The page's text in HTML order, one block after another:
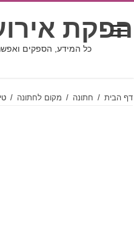
הפקת
כל המידע, הספקים
דף הבית / חתונה / מקום לחתונה /